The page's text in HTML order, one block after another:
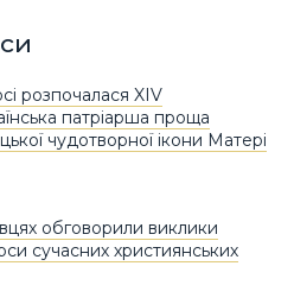
розпочалася XIV
патріарша проща
чудотворної ікони Матері
обговорили виклики
сучасних християнських